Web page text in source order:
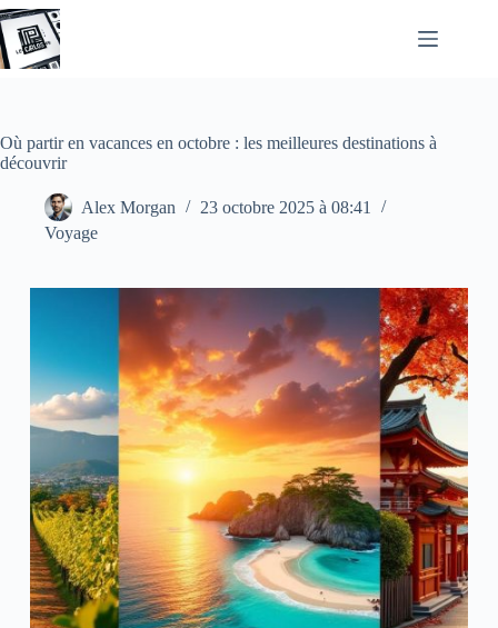
Passer
au
contenu
Où partir en vacances en octobre : les meilleures destinations à
découvrir
Alex Morgan
23 octobre 2025 à 08:41
Voyage